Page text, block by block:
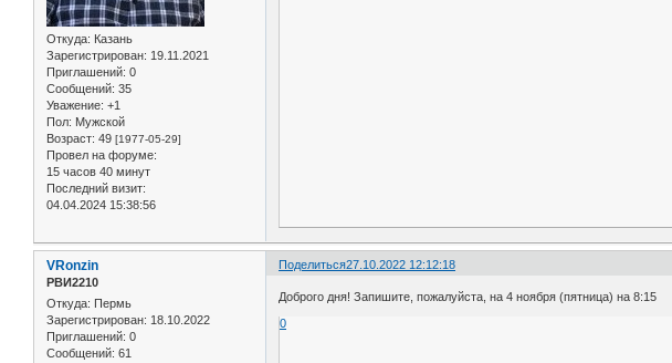
Откуда: Казань
Зарегистрирован: 19.11.2021
Приглашений: 0
Сообщений: 35
Уважение: +1
Пол: Мужской
Возраст: 49 [1977-05-29]
Провел на форуме:
15 часов 40 минут
Последний визит:
04.04.2024 15:38:56
Поделиться27.10.2022 12:12:18
VRonzin
РВИ2210
Откуда: Пермь
Зарегистрирован: 18.10.2022
Приглашений: 0
Сообщений: 61
Доброго дня! Запишите, пожалуйста, на 4 ноября (пятница) на 8:15
0